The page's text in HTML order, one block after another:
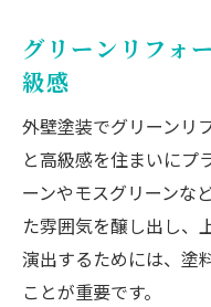
グリーンリフォ
級感
外壁塗装でグリーンリ
と高級感を住まいにプ
ーンやモスグリーンな
た雰囲気を醸し出し、
演出するためには、塗
ことが重要です。